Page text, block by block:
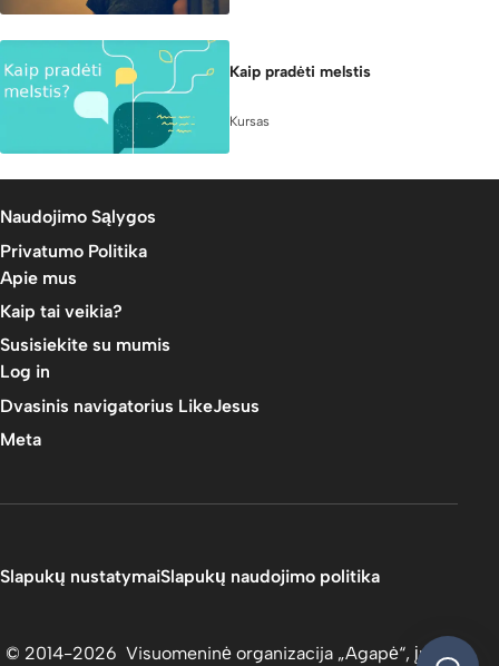
Kaip pradėti melstis
Kursas
Naudojimo Sąlygos
Privatumo Politika
Apie mus
Kaip tai veikia?
Susisiekite su mumis
Log in
Dvasinis navigatorius LikeJesus
Meta
Slapukų nustatymaiSlapukų naudojimo politika
© 2014-2026 Visuomeninė organizacija „Agapė“, įm.k.